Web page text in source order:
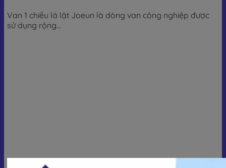
Van 1 chiều lá lật Joeun là dòng van công nghiệp được
sử dụng rộng...